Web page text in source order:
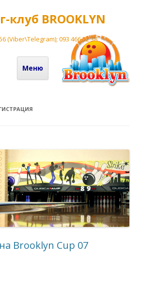
клуб BROOKLYN
(Viber\Telegram); 093 466 52 38
Меню
Перейти до вмісту
Brooklyn Cup 07